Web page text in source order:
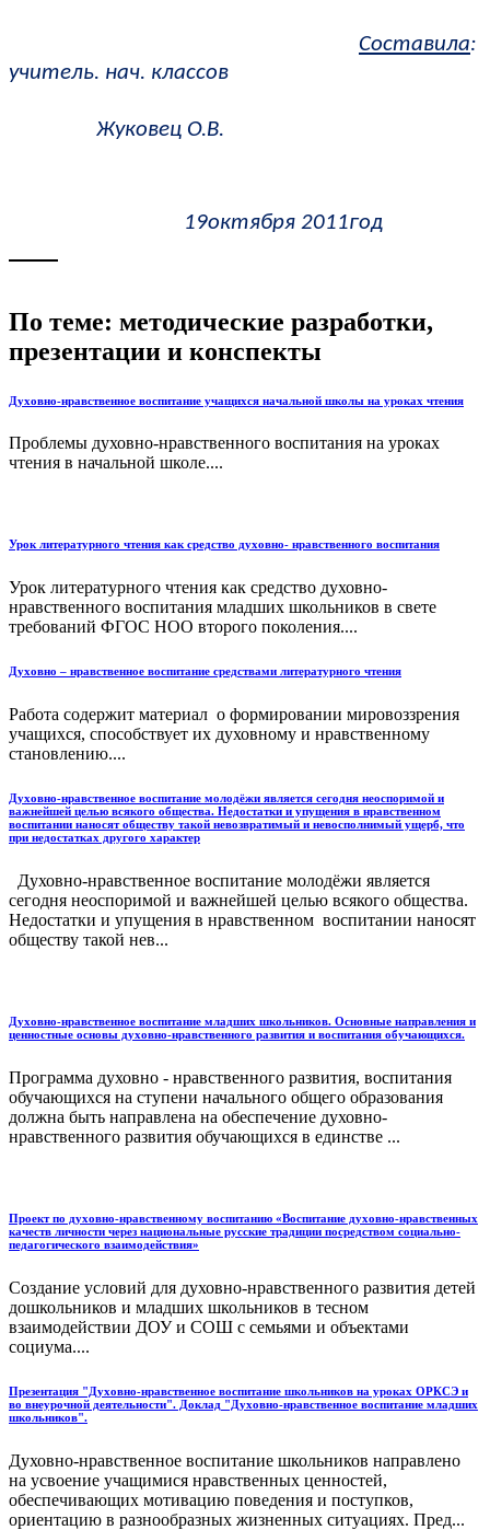
Составила:
учитель. нач. классов
Жуковец О.В.
19октября 2011год
По теме: методические разработки,
презентации и конспекты
Духовно-нравственное воспитание учащихся начальной школы на уроках чтения
Проблемы духовно-нравственного воспитания на уроках
чтения в начальной школе....
Урок литературного чтения как средство духовно- нравственного воспитания
Урок литературного чтения как средство духовно-
нравственного воспитания младших школьников в свете
требований ФГОС НОО второго поколения....
Духовно – нравственное воспитание средствами литературного чтения
Работа содержит материал о формировании мировоззрения
учащихся, способствует их духовному и нравственному
становлению....
Духовно-нравственное воспитание молодёжи является сегодня неоспоримой и
важнейшей целью всякого общества. Недостатки и упущения в нравственном
воспитании наносят обществу такой невозвратимый и невосполнимый ущерб, что
при недостатках другого характер
Духовно-нравственное воспитание молодёжи является
сегодня неоспоримой и важнейшей целью всякого общества.
Недостатки и упущения в нравственном воспитании наносят
обществу такой нев...
Духовно-нравственное воспитание младших школьников. Основные направления и
ценностные основы духовно-нравственного развития и воспитания обучающихся.
Программа духовно - нравственного развития, воспитания
обучающихся на ступени начального общего образования
должна быть направлена на обеспечение духовно-
нравственного развития обучающихся в единстве ...
Проект по духовно-нравственному воспитанию «Воспитание духовно-нравственных
качеств личности через национальные русские традиции посредством социально-
педагогического взаимодействия»
Создание условий для духовно-нравственного развития детей
дошкольников и младших школьников в тесном
взаимодействии ДОУ и СОШ с семьями и объектами
социума....
Презентация "Духовно-нравственное воспитание школьников на уроках ОРКСЭ и
во внеурочной деятельности". Доклад "Духовно-нравственное воспитание младших
школьников".
Духовно-нравственное воспитание школьников направлено
на усвоение учащимися нравственных ценностей,
обеспечивающих мотивацию поведения и поступков,
ориентацию в разнообразных жизненных ситуациях. Пред...